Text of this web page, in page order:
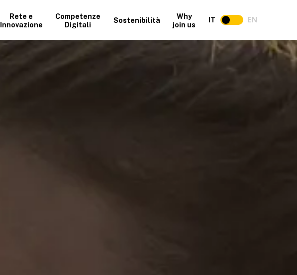
Rete e
Innovazione
Competenze
Digitali
Sostenibilità
Why
join us
IT EN